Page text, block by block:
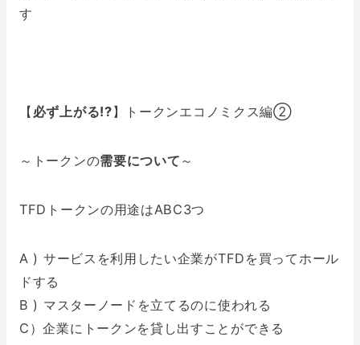
す
【 必ず上がる!?】トークンエコノミクス編②
～トークンの需要について ～
TFDトークンの用途はABC3つ
A ) サービスを利用したい企業がTFDを買ってホール
ドする
B ) マスターノードを立てるのに使われる
C）企業にトークンを貸し出すことができる